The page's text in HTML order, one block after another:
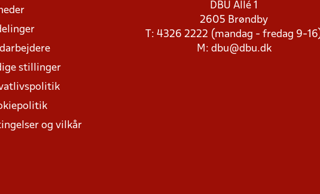
stillinger
og vilkår
DBU Allé 1
2605 Brøndby
T: 4326 2222 (mandag - fredag 9-
M: dbu@dbu.dk